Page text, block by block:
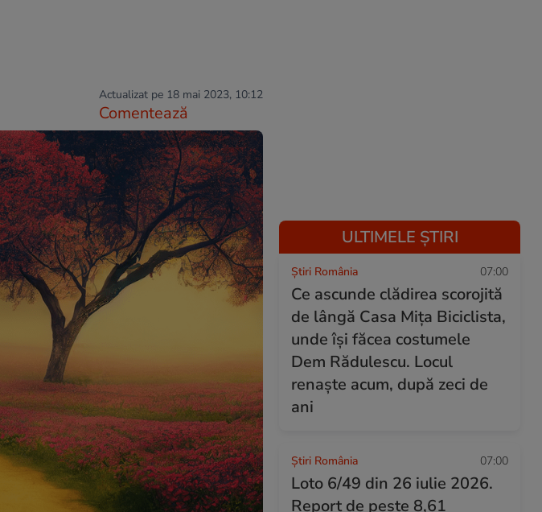
Actualizat pe 18 mai 2023, 10:12
Comentează
ULTIMELE ȘTIRI
Știri România 07:00
Ce ascunde clădirea scorojită
de lângă Casa Mița Biciclista,
unde își făcea costumele
Dem Rădulescu. Locul
renaște acum, după zeci de
ani
Știri România 07:00
Loto 6/49 din 26 iulie 2026.
Report de peste 8,61